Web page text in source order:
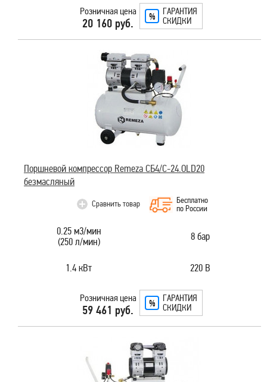
Розничная цена
20 160 руб.
ГАРАНТИЯ
СКИДКИ
Поршневой компрессор Remeza СБ4/C-24.OLD20
безмасляный
Сравнить товар
Бесплатно
по России
0.25 м3/мин
(250 л/мин)
8 бар
1.4 кВт 220 В
Розничная цена
59 461 руб.
ГАРАНТИЯ
СКИДКИ